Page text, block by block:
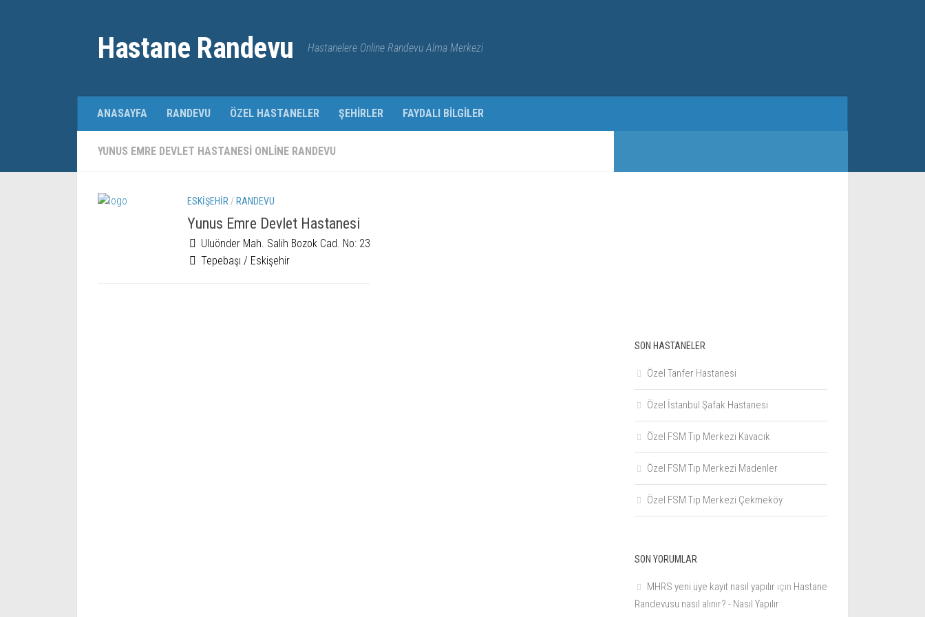
Hastane Randevu Hastanelere Online Randevu Alma Merkezi
ANASAYFA RANDEVU ÖZEL HASTANELER ŞEHIRLER FAYDALI BILGILER
YUNUS EMRE DEVLET HASTANESI ONLINE RANDEVU
ESKIŞEHIR / RANDEVU
Yunus Emre Devlet Hastanesi
Uluönder Mah. Salih Bozok Cad. No: 23
Tepebaşı / Eskişehir
SON HASTANELER
Özel Tanfer Hastanesi
Özel İstanbul Şafak Hastanesi
Özel FSM Tıp Merkezi Kavacık
Özel FSM Tıp Merkezi Madenler
Özel FSM Tıp Merkezi Çekmeköy
SON YORUMLAR
MHRS yeni üye kayıt nasıl yapılır için Hastane
Randevusu nasıl alınır? - Nasıl Yapılır